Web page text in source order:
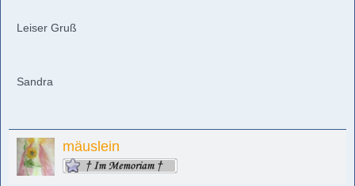
Leiser Gruß
Sandra
mäuslein